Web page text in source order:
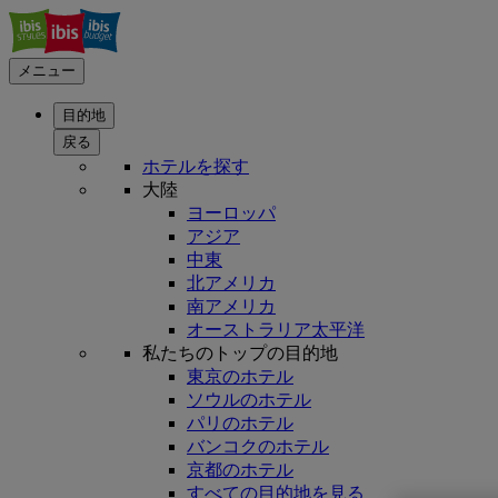
メニュー
目的地
戻る
ホテルを探す
大陸
ヨーロッパ
アジア
中東
北アメリカ
南アメリカ
オーストラリア太平洋
私たちのトップの目的地
東京のホテル
ソウルのホテル
パリのホテル
バンコクのホテル
京都のホテル
すべての目的地を見る